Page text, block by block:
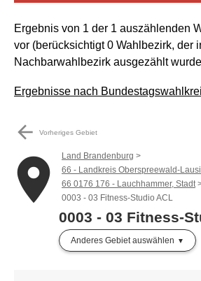
Ergebnis von 1 der 1 auszählenden
vor (berücksichtigt 0 Wahlbezirk, der
Nachbarwahlbezirk ausgezählt
Ergebnisse nach
arrow_back Vorheriges Gebiet
place
Land Brandenburg
66 - Landkreis Oberspreewald-
66 0176 176 - Lauchhammer, Stadt
0003 - 03 Fitness-Studio ACL
0003 - 03 Fitness-
Anderes Gebiet auswählen